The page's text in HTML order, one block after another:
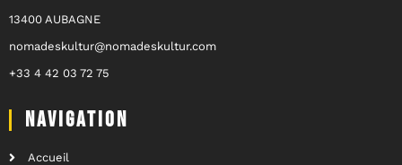
13400 AUBAGNE
nomadeskultur@nomadeskultur.com
+33 4 42 03 72 75
NAVIGATION
Accueil